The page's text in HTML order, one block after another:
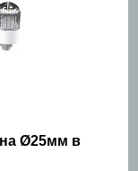
Ø25мм в